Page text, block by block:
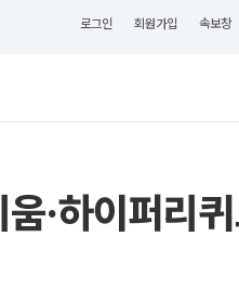
로그인 회원가입 속보창
·하이퍼리